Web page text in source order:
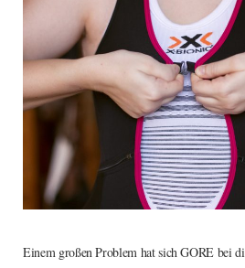
Einem großen Problem hat sich GORE bei